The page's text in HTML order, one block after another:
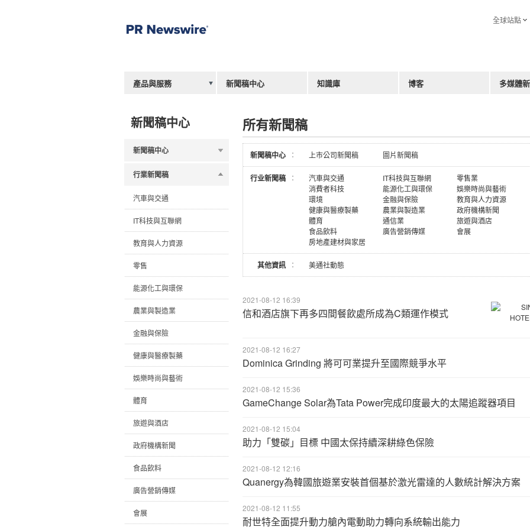
新聞稿中心
新聞稿中心
行業新聞稿
汽車與交通
IT科技與互聯網
教育與人力資源
零售
能源化工與環保
農業與製造業
金融與保險
健康與醫療製藥
娛樂時尚與藝術
體育
旅遊與酒店
政府機構新聞
食品飲料
廣告營銷傳媒
會展
所有新聞稿
新聞稿中心 ： 上市公司新聞稿 圖片新聞稿
行业新聞稿 ： 汽車與交通 IT科技與互聯網
零售業
消費者科技
能源化工與環保
娛樂時尚與藝術
環境
金融與保險
教育與人力資源
健康與醫療製藥
農業與製造業
政府機構新聞
體育
通信業
旅遊與酒店
食品飲料
廣告營銷傳媒
會展
房地產建材與家居
其他資訊 ： 美通社動態
2021-08-12 16:39
信和酒店旗下再多四間餐飲處所成為C類運作模式
2021-08-12 16:27
Dominica Grinding 將可可業提升至國際競爭水平
2021-08-12 15:36
GameChange Solar為Tata Power完成印度最大的太陽追蹤器項目
2021-08-12 15:04
助力「雙碳」目標 中國太保持續深耕綠色保險
2021-08-12 12:16
Quanergy為韓國旅遊業安裝首個基於激光雷達的人數統計解決方案
2021-08-12 11:55
耐世特全面提升動力艙內電動助力轉向系統輸出能力
全球站點
產品與服務 新聞稿中心 知識庫 博客 多媒體